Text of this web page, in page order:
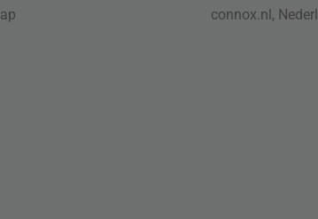
connox.nl,